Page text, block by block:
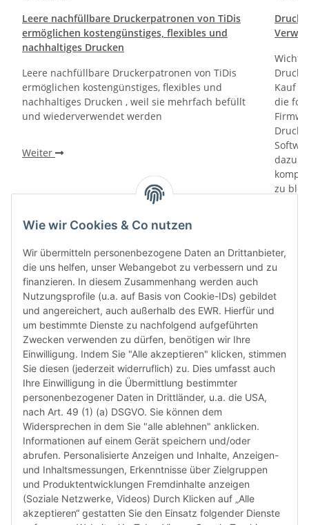
Leere nachfüllbare Druckerpatronen von TiDis
ermöglichen kostengünstiges, flexibles und
nachhaltiges Drucken
Leere nachfüllbare Druckerpatronen von TiDis
ermöglichen kostengünstiges, flexibles und
nachhaltiges Drucken , weil sie mehrfach befüllt
und wiederverwendet werden
Weiter
Kauf
die
dazu
zu
„6-
das
dass
Wie wir Cookies & Co nutzen
Wir übermitteln personenbezogene Daten an Drittanbieter,
die uns helfen, unser Webangebot zu verbessern und zu
finanzieren. In diesem Zusammenhang werden auch
Nutzungsprofile (u.a. auf Basis von Cookie-IDs) gebildet
und angereichert, auch außerhalb des EWR. Hierfür und
um bestimmte Dienste zu nachfolgend aufgeführten
Zwecken verwenden zu dürfen, benötigen wir Ihre
Einwilligung. Indem Sie "Alle akzeptieren" klicken, stimmen
Sie diesen (jederzeit widerruflich) zu. Dies umfasst auch
Ihre Einwilligung in die Übermittlung bestimmter
personenbezogener Daten in Drittländer, u.a. die USA,
nach Art. 49 (1) (a) DSGVO. Sie können dem
Widersprechen in dem Sie "alle ablehnen" anklicken.
Informationen auf einem Gerät speichern und/oder
abrufen. Personalisierte Anzeigen und Inhalte, Anzeigen-
und Inhaltsmessungen, Erkenntnisse über Zielgruppen
und Produktentwicklungen Fremdinhalte anzeigen
(Soziale Netzwerke, Videos) Durch Klicken auf „Alle
akzeptieren“ gestatten Sie den Einsatz folgender Dienste